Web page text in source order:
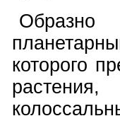
которого
растения,